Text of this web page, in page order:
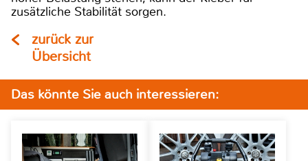
zusätzliche Stabilität sorgen.
zurück zur
Übersicht
Das könnte Sie auch interessieren: